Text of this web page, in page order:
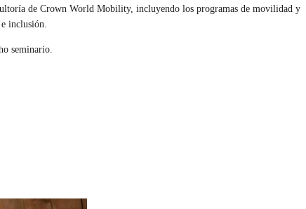
de Crown World Mobility, incluyendo los programas de movilidad y
inclusión.
seminario.